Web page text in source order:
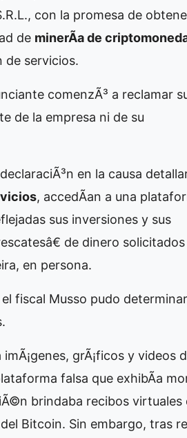
con la promesa de
de minerÃ­a de
de servicios.
comenzÃ³ a reclamar
de la empresa ni de su
en la causa
, accedÃ­an a una
sus inversiones y sus
de dinero
en persona.
fiscal Musso pudo
grÃ¡ficos y videos
falsa que exhibÃ­a
brindaba recibos virtuales
Bitcoin. Sin embargo, tras